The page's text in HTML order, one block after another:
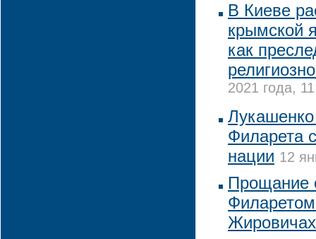
В Киеве
крымской
как
2021 года,
Филарета
нации 12
Прощание
Жировичах